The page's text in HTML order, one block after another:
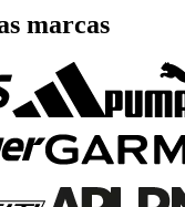
marcas